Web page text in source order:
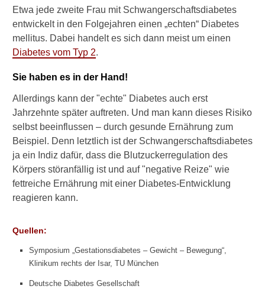
Etwa jede zweite Frau mit Schwangerschaftsdiabetes
entwickelt in den Folgejahren einen „echten“ Diabetes
mellitus. Dabei handelt es sich dann meist um einen
Diabetes vom Typ 2.
Sie haben es in der Hand!
Allerdings kann der "echte" Diabetes auch erst
Jahrzehnte später auftreten. Und man kann dieses Risiko
selbst beeinflussen – durch gesunde Ernährung zum
Beispiel. Denn letztlich ist der Schwangerschaftsdiabetes
ja ein Indiz dafür, dass die Blutzuckerregulation des
Körpers störanfällig ist und auf "negative Reize" wie
fettreiche Ernährung mit einer Diabetes-Entwicklung
reagieren kann.
Quellen:
Symposium „Gestationsdiabetes – Gewicht – Bewegung“,
Klinikum rechts der Isar, TU München
Deutsche Diabetes Gesellschaft
e
ö
g
l
c
?
K
ö
n
n
e
n
O
g
-
3
F